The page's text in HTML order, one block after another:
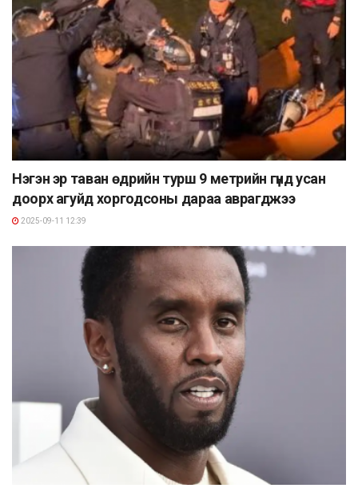
Нэгэн эр таван өдрийн турш 9 метрийн гүнд усан
доорх агуйд хоргодсоны дараа аврагджээ
2025-09-11 12:39